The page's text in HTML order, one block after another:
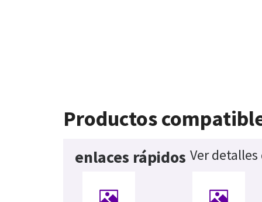
Productos
enlaces rápidos Ver